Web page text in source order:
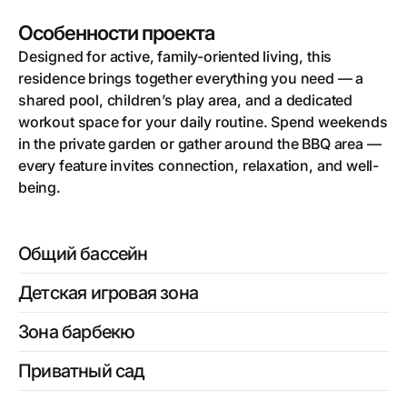
Особенности проекта
Designed for active, family-oriented living, this
residence brings together everything you need — a
shared pool, children’s play area, and a dedicated
workout space for your daily routine. Spend weekends
in the private garden or gather around the BBQ area —
every feature invites connection, relaxation, and well-
being.
Общий бассейн
Детская игровая зона
Зона барбекю
Приватный сад